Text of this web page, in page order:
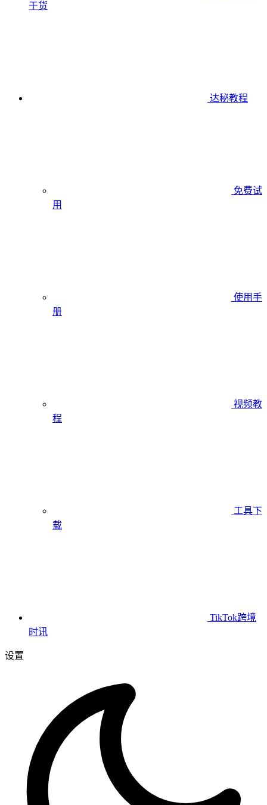
干货
达秘教程
免费试
用
使用手
册
视频教
程
工具下
载
TikTok跨境
时讯
设置